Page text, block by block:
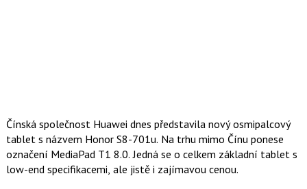
Čínská společnost Huawei dnes představila nový osmipalcový
tablet s názvem Honor S8-701u. Na trhu mimo Čínu ponese
označení MediaPad T1 8.0. Jedná se o celkem základní tablet s
low-end specifikacemi, ale jistě i zajímavou cenou.